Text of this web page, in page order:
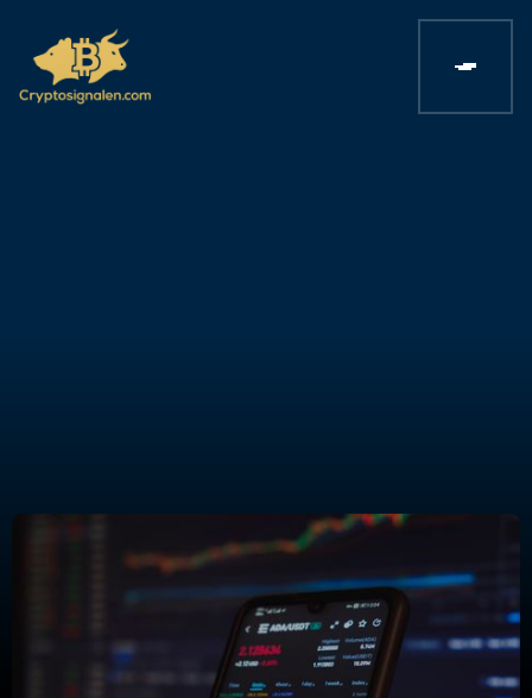
De Vijf Beste Exchanges en Brokers